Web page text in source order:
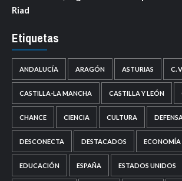
Riad
Etiquetas
ANDALUCÍA ARAGÓN ASTURIAS C.
CASTILLA-LA MANCHA CASTILLA Y LEÓN
CHANCE CIENCIA CULTURA
DESCONECTA DESTACADOS ECONOMÍA
EDUCACIÓN ESPAÑA ESTADOS UNIDOS